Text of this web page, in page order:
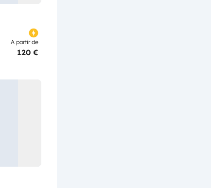
A partir de
120 €